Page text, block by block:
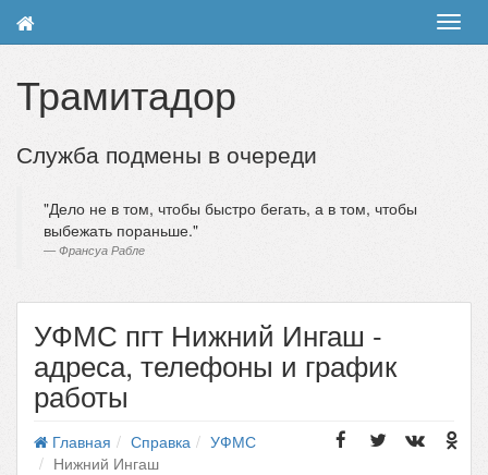
Трамитадор
Служба подмены в очереди
Дело не в том, чтобы быстро бегать, а в том, чтобы
выбежать пораньше.
Франсуа Рабле
УФМС пгт Нижний Ингаш -
адреса, телефоны и график
работы
Главная Справка
УФМС
Нижний Ингаш